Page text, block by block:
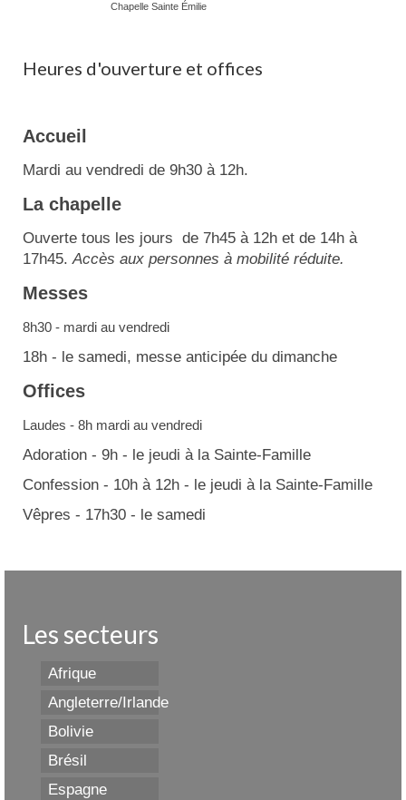
Chapelle Sainte Émilie
Heures d'ouverture et offices
Accueil
Mardi au vendredi de 9h30 à 12h.
La chapelle
Ouverte tous les jours de 7h45 à 12h et de 14h à
17h45.Accès aux personnes à mobilité réduite.
Messes
8h30 - mardi au vendredi
18h - le samedi, messe anticipée du dimanche
Offices
Laudes - 8h mardi au vendredi
Adoration - 9h - le jeudi à la Sainte-Famille
Confession - 10h à 12h - le jeudi à la Sainte-Famille
Vêpres - 17h30 - le samedi
Les secteurs
Afrique
Angleterre/Irlande
Bolivie
Brésil
Espagne